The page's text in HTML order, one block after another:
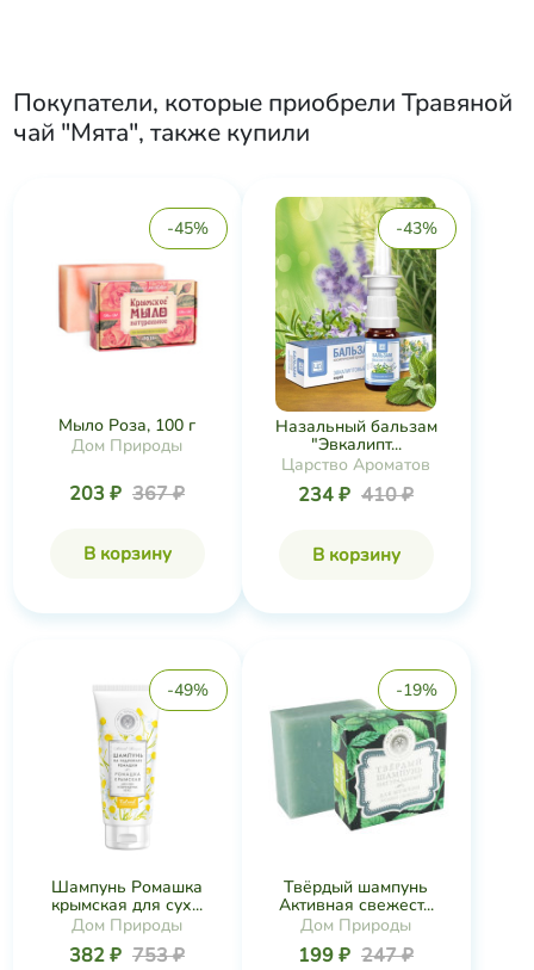
Покупатели, которые приобрели Травяной
чай "Мята", также купили
-45%
Мыло Роза, 100 г
Дом Природы
203 ₽ 367 ₽
В корзину
-43%
Назальный бальзам
"Эвкалипт...
Царство Ароматов
234 ₽ 410 ₽
В корзину
-49%
Шампунь Ромашка
крымская для сух...
Дом Природы
382 ₽ 753 ₽
-19%
Твёрдый шампунь
Активная свежест...
Дом Природы
199 ₽ 247 ₽